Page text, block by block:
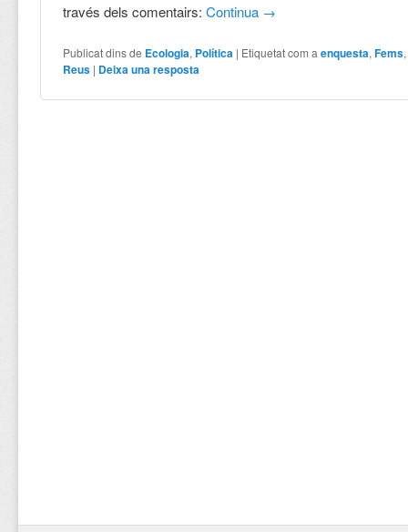
través dels comentairs:Continua →
Publicat dins de Ecologia, Política | Etiquetat com a enquesta,Fems
Reus | Deixa una resposta